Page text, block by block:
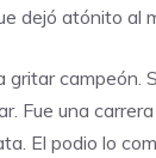
dejó atónito al
campeón.
Fue una
El podio lo